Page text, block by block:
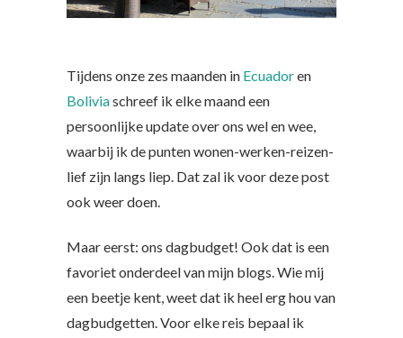
Tijdens onze zes maanden in Ecuadoren
Boliviaschreef ik elke maand een
persoonlijke update over ons wel en wee,
waarbij ik de punten wonen-werken-reizen-
lief zijn langs liep. Dat zal ik voor deze post
ook weer doen.
Maar eerst: ons dagbudget! Ook dat is een
favoriet onderdeel van mijn blogs. Wie mij
een beetje kent, weet dat ik heel erg hou van
dagbudgetten. Voor elke reis bepaal ik